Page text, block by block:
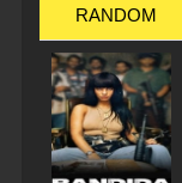
RANDOM